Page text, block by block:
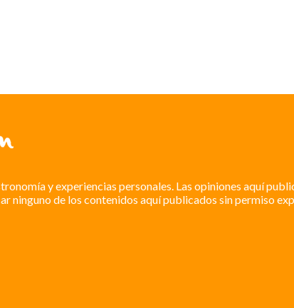
y experiencias personales. Las opiniones aquí
de los contenidos aquí publicados sin permiso